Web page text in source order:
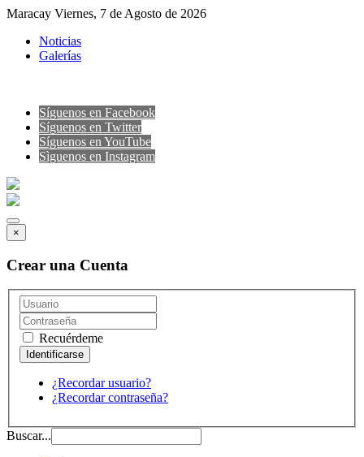
Maracay Viernes, 7 de Agosto de 2026
Noticias
Galerías
Síguenos en Facebook
Síguenos en Twitter
Síguenos en YouTube
Sìguenos en Instagram
×
Crear una Cuenta
Recuérdeme
¿Recordar usuario?
¿Recordar contraseña?
Buscar...